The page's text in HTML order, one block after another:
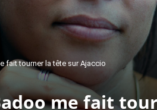
fait tourner la tête sur Ajaccio
me fait